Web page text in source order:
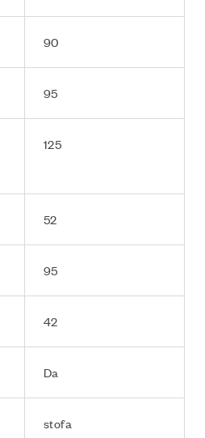
90
95
125
52
95
42
Da
stofa